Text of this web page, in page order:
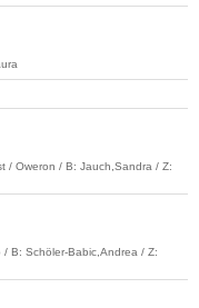
/ Oweron / B: Jauch,Sandra / Z:
B: Schöler-Babic,Andrea / Z: